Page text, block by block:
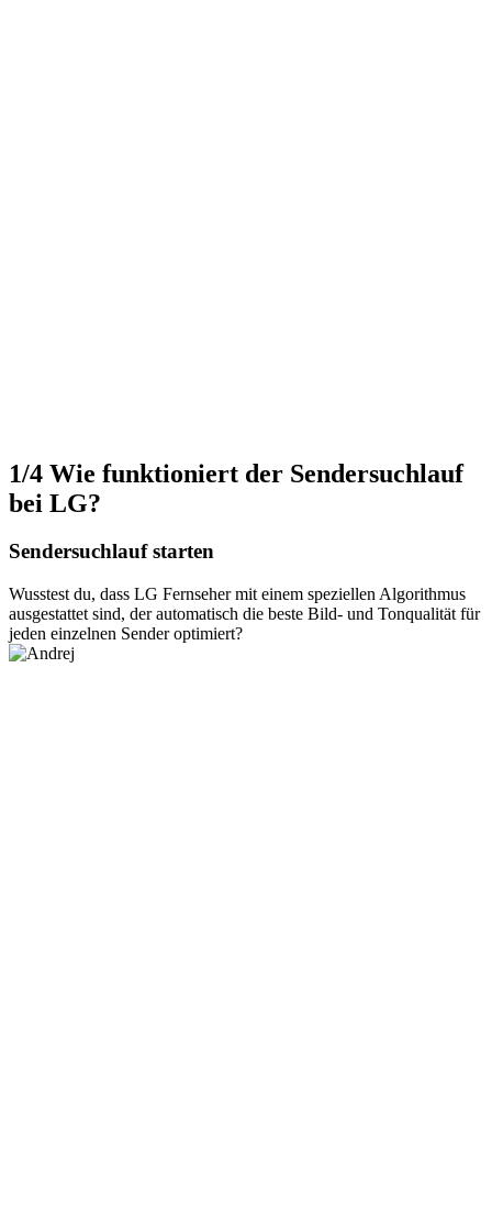
1/4 Wie funktioniert der Sendersuchlauf
bei LG?
Sendersuchlauf starten
Wusstest du, dass LG Fernseher mit einem speziellen Algorithmus
ausgestattet sind, der automatisch die beste Bild- und Tonqualität für
jeden einzelnen Sender optimiert?